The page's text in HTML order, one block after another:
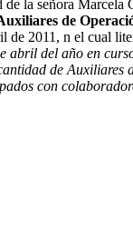
de la señora
de
de 2011, n el cual
abril del año en
de Auxiliares
con